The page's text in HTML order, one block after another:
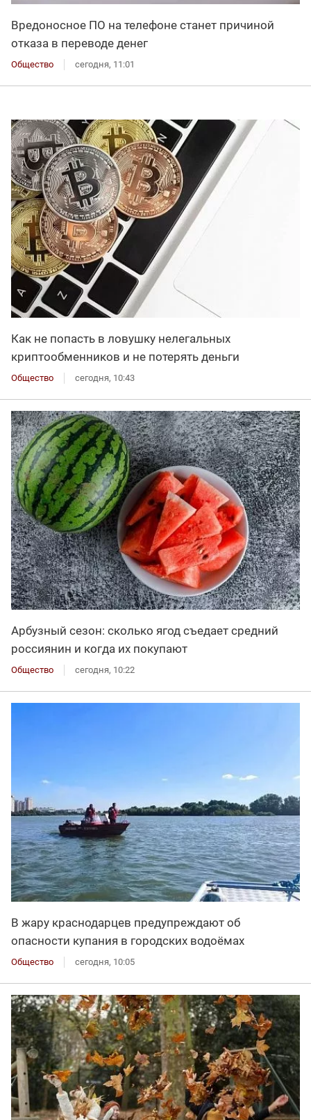
Вредоносное ПО на телефоне станет причиной
отказа в переводе денег
Общество сегодня, 11:01
Как не попасть в ловушку нелегальных
криптообменников и не потерять деньги
Общество сегодня, 10:43
Арбузный сезон: сколько ягод съедает средний
россиянин и когда их покупают
Общество сегодня, 10:22
В жару краснодарцев предупреждают об
опасности купания в городских водоёмах
Общество сегодня, 10:05